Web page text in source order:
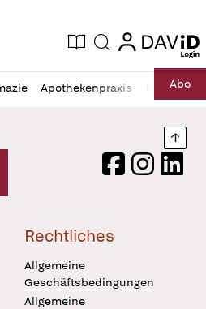
Zeitung
Aktuelle Ausgabe
Suche login
login
Apothekenpraxis RechtAbo
Logo
FacebookInstagram
Rechtliches
Allgemeine
Geschäftsbedingungen
Allgemeine